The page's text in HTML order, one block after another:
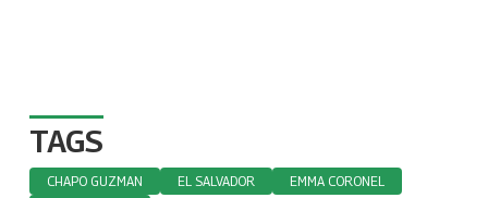
TAGS
CHAPO GUZMAN EL SALVADOR
EMMA CORONEL